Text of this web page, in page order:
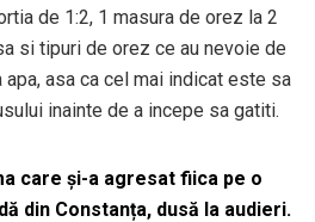
de 1:2, 1 masura de orez la 2
si tipuri de orez ce au nevoie de
apa, asa ca cel mai indicat este sa
inainte de a incepe sa gatiti.
care și-a agresat fiica pe o
din Constanța, dusă la audieri.